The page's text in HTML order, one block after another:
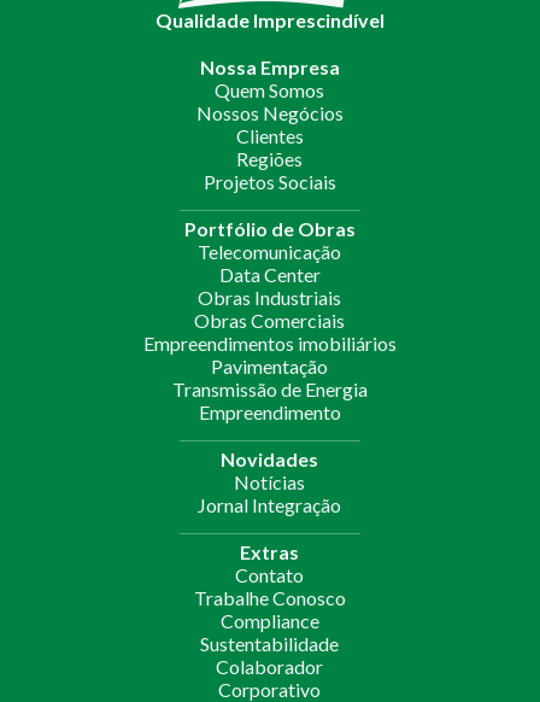
Qualidade Imprescindível
Nossa Empresa
Quem Somos
Nossos Negócios
Clientes
Regiões
Projetos Sociais
Portfólio de Obras
Telecomunicação
Data Center
Obras Industriais
Obras Comerciais
Empreendimentos imobiliários
Pavimentação
Transmissão de Energia
Empreendimento
Novidades
Notícias
Jornal Integração
Extras
Contato
Trabalhe Conosco
Compliance
Sustentabilidade
Colaborador
Corporativo